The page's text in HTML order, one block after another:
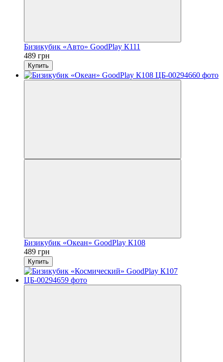
Бизикубик «Авто» GoodPlay К111
489 грн
Купить
Бизикубик «Океан» GoodPlay К108
489 грн
Купить